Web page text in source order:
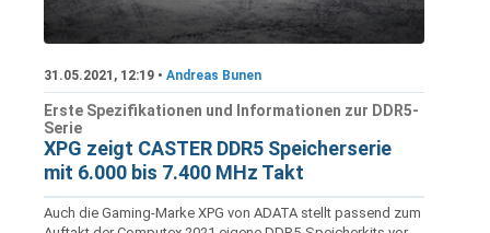
31.05.2021, 12:19 • Andreas Bunen
Erste Spezifikationen und Informationen zur DDR5-
Serie
XPG zeigt CASTER DDR5 Speicherserie
mit 6.000 bis 7.400 MHz Takt
Auch die Gaming-Marke XPG von ADATA stellt passend zum